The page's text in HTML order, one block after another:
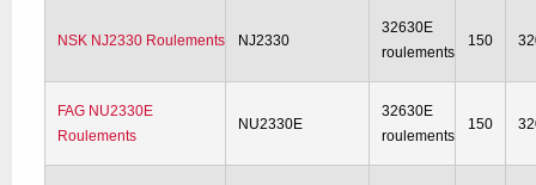
NSK NJ2330 Roulements NJ2330
32630E
roulements
150
FAG NU2330E
Roulements
NU2330E
32630E
roulements
150